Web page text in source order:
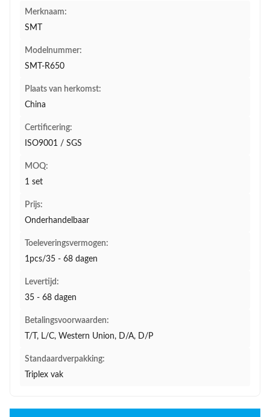
Merknaam:
SMT
Modelnummer:
SMT-R650
Plaats van herkomst:
China
Certificering:
ISO9001 / SGS
MOQ:
1 set
Prijs:
Onderhandelbaar
Toeleveringsvermogen:
1pcs/35 - 68 dagen
Levertijd:
35 - 68 dagen
Betalingsvoorwaarden:
T/T, L/C, Western Union, D/A, D/P
Standaardverpakking:
Triplex vak